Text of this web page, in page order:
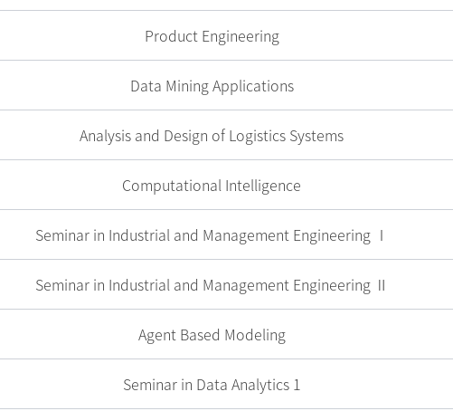
Product Engineering
Data Mining Applications
Analysis and Design of Logistics Systems
Computational Intelligence
Seminar in Industrial and Management Engineering Ⅰ
Seminar in Industrial and Management Engineering Ⅱ
Agent Based Modeling
Seminar in Data Analytics 1